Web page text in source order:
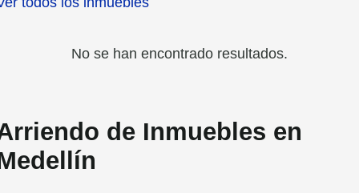
No se han encontrado resultados.
de Inmuebles en